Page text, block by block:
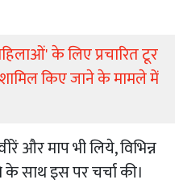
के लिए प्रचारित टूर
किए जाने के मामले में
और माप भी लिये, विभिन्न
साथ इस पर चर्चा की।